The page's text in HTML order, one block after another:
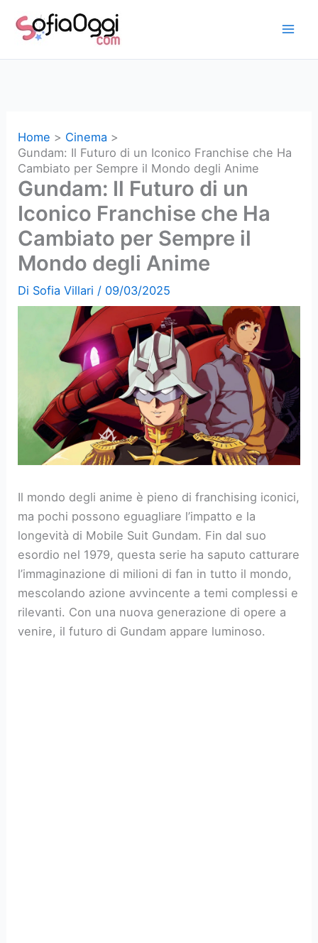
Home
Cinema
Gundam: Il Futuro di un Iconico Franchise che Ha
Cambiato per Sempre il Mondo degli Anime
Gundam: Il Futuro di un
Iconico Franchise che Ha
Cambiato per Sempre il
Mondo degli Anime
Di Sofia Villari / 09/03/2025
Il mondo degli anime è pieno di franchising iconici,
ma pochi possono eguagliare l’impatto e la
longevità di Mobile Suit Gundam. Fin dal suo
esordio nel 1979, questa serie ha saputo catturare
l’immaginazione di milioni di fan in tutto il mondo,
mescolando azione avvincente a temi complessi e
rilevanti. Con una nuova generazione di opere a
venire, il futuro di Gundam appare luminoso.